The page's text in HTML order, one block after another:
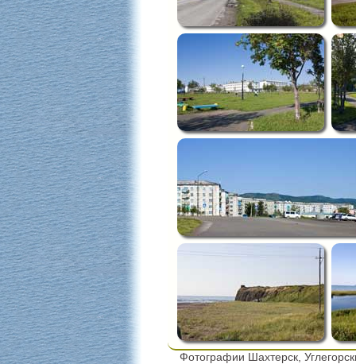
Фотографии Шахтерск,